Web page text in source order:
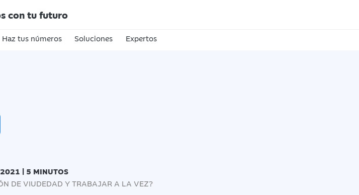
con tu futuro
Haz tus números Soluciones Expertos
| 5 MINUTOS
DE VIUDEDAD Y TRABAJAR A LA VEZ?